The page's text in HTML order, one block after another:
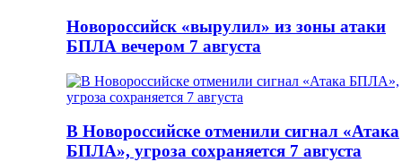
Новороссийск «вырулил» из зоны атаки
БПЛА вечером 7 августа
В Новороссийске отменили сигнал «Атака
БПЛА», угроза сохраняется 7 августа